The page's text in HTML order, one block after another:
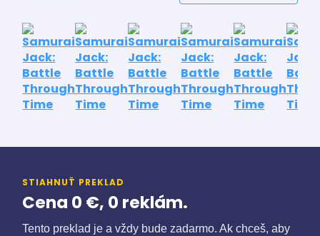
STIAHNUŤ PREKLAD
Cena 0 €, 0 reklám.
Tento preklad je a vždy bude zadarmo. Ak chceš, aby